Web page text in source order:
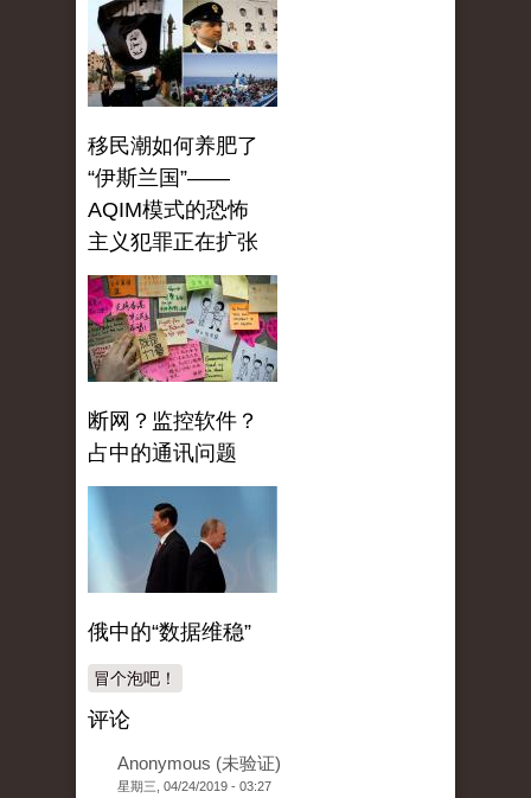
移民潮如何养肥了
“伊斯兰国”——
AQIM模式的恐怖
主义犯罪正在扩张
断网？监控软件？
占中的通讯问题
俄中的“数据维稳”
冒个泡吧！
评论
Anonymous (未验证)
星期三, 04/24/2019 - 03:27